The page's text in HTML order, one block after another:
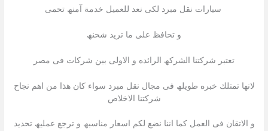
سیارات نقل مبرد لكى نعد للعمیل خدمة آمنھ تحمى
و تحافظ على ما ترید شحنھ
تعتبر شركتنا الشركھ الرائده و الاولى بین شركات فى مصر
لانھا تمتلك خبره طویلھ فى مجال نقل مبرد سواء كان ھذا من اھم نجاح
شركتنا الاخلاص
و الاتقان فى العمل كما اننا نضع لكم اسعار مناسبھ و ترجع عملیھ تحدید